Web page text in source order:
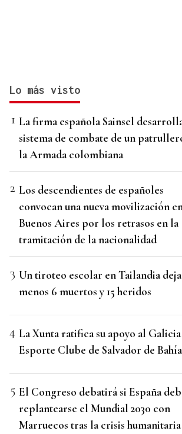
Lo más visto
La firma española Sainsel
sistema de combate de un
la Armada colombiana
Los descendientes de españoles
convocan una nueva movilización
Buenos Aires por los retrasos en la
tramitación de la nacionalidad
Un tiroteo escolar en Tailandia
menos 6 muertos y 15 heridos
La Xunta ratifica su apoyo al Galicia
Esporte Clube de Salvador de Bahía
El Congreso debatirá si España
replantearse el Mundial 2030 con
Marruecos tras la crisis